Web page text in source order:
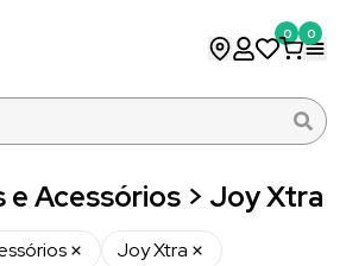
0 0
e Acessórios > Joy Xtra
Joy Xtra